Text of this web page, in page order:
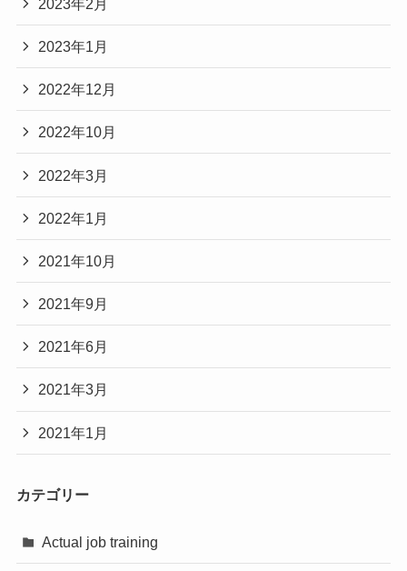
2023年2月
2023年1月
2022年12月
2022年10月
2022年3月
2022年1月
2021年10月
2021年9月
2021年6月
2021年3月
2021年1月
カテゴリー
Actual job training